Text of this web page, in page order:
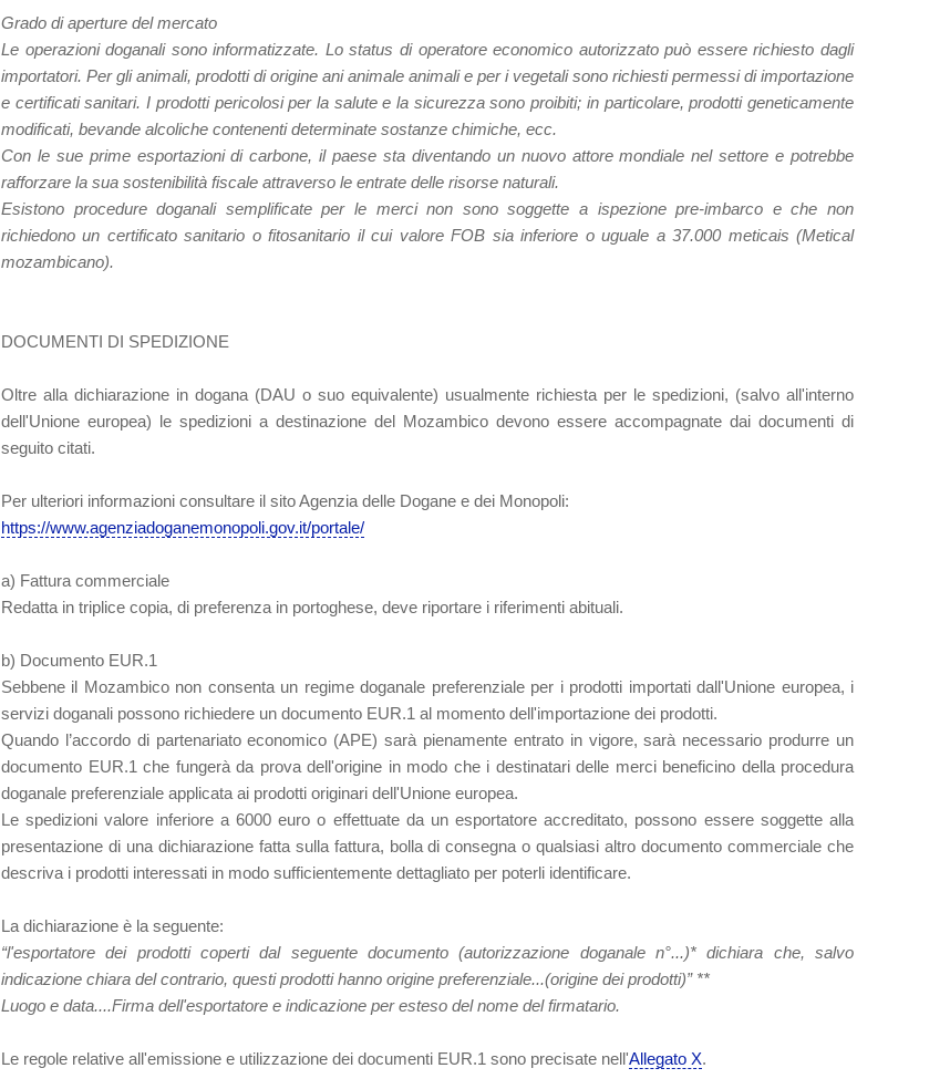
Grado di aperture del mercato
Le operazioni doganali sono informatizzate. Lo status di operatore economico autorizzato può essere richiesto dagli
importatori. Per gli animali, prodotti di origine ani animale animali e per i vegetali sono richiesti permessi di importazione
e certificati sanitari. I prodotti pericolosi per la salute e la sicurezza sono proibiti; in particolare, prodotti geneticamente
modificati, bevande alcoliche contenenti determinate sostanze chimiche, ecc.
Con le sue prime esportazioni di carbone, il paese sta diventando un nuovo attore mondiale nel settore e potrebbe
rafforzare la sua sostenibilità fiscale attraverso le entrate delle risorse naturali.
Esistono procedure doganali semplificate per le merci non sono soggette a ispezione pre-imbarco e che non
richiedono un certificato sanitario o fitosanitario il cui valore FOB sia inferiore o uguale a 37.000 meticais (Metical
mozambicano).
DOCUMENTI DI SPEDIZIONE
Oltre alla dichiarazione in dogana (DAU o suo equivalente) usualmente richiesta per le spedizioni, (salvo all'interno
dell'Unione europea) le spedizioni a destinazione del Mozambico devono essere accompagnate dai documenti di
seguito citati.
Per ulteriori informazioni consultare il sito Agenzia delle Dogane e dei Monopoli:
https://www.agenziadoganemonopoli.gov.it/portale/
a) Fattura commerciale
Redatta in triplice copia, di preferenza in portoghese, deve riportare i riferimenti abituali.
b) Documento EUR.1
Sebbene il Mozambico non consenta un regime doganale preferenziale per i prodotti importati dall'Unione europea, i
servizi doganali possono richiedere un documento EUR.1 al momento dell'importazione dei prodotti.
Quando l’accordo di partenariato economico (APE) sarà pienamente entrato in vigore, sarà necessario produrre un
documento EUR.1 che fungerà da prova dell'origine in modo che i destinatari delle merci beneficino della procedura
doganale preferenziale applicata ai prodotti originari dell'Unione europea.
Le spedizioni valore inferiore a 6000 euro o effettuate da un esportatore accreditato, possono essere soggette alla
presentazione di una dichiarazione fatta sulla fattura, bolla di consegna o qualsiasi altro documento commerciale che
descriva i prodotti interessati in modo sufficientemente dettagliato per poterli identificare.
La dichiarazione è la seguente:
“l'esportatore dei prodotti coperti dal seguente documento (autorizzazione doganale n°...)*dichiara che, salvo
indicazione chiara del contrario, questi prodotti hanno origine preferenziale...(origine dei prodotti)”**
Luogo e data....Firma dell'esportatore e indicazione per esteso del nome del firmatario.
Le regole relative all'emissione e utilizzazione dei documenti EUR.1 sono precisate nell'Allegato X.